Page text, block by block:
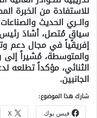
للاستفادة من الخبرة
والــري الحديث
سياقٍ مُتصل، أشادَ رئيس
إفريقياً في مجال دعم
والمتوسطة، مُشيراً إلى
الثنائي، مؤكداً تطلعه
الجانبين.
شارك هذا الموضوع:
فيس بوك X